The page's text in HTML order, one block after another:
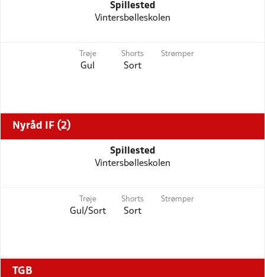
Spillested
Vintersbølleskolen
Trøje
Gul
Shorts
Sort
Strømper
Nyråd IF (2)
Spillested
Vintersbølleskolen
Trøje
Gul/Sort
Shorts
Sort
Strømper
TGB